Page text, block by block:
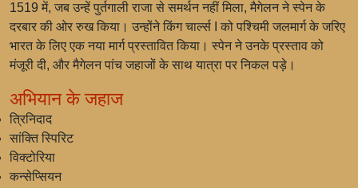
1519 में, जब उन्हें पुर्तगाली राजा से समर्थन नहीं मिला, मैगेलन ने स्पेन के
दरबार की ओर रुख किया। उन्होंने किंग चार्ल्स I को पश्चिमी जलमार्ग के जरिए
भारत के लिए एक नया मार्ग प्रस्तावित किया। स्पेन ने उनके प्रस्ताव को
मंजूरी दी, और मैगेलन पांच जहाजों के साथ यात्रा पर निकल पड़े।
अभियान के जहाज
त्रिनिदाद
सांक्ति स्पिरिट
विक्टोरिया
कन्सेप्सियन